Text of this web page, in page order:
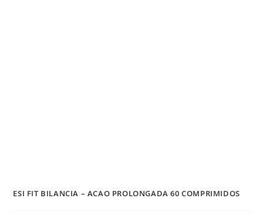
ESI FIT BILANCIA – ACAO PROLONGADA 60 COMPRIMIDOS